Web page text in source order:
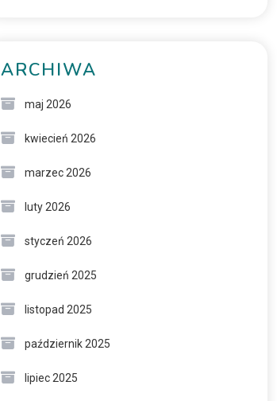
ARCHIWA
maj 2026
kwiecień 2026
marzec 2026
luty 2026
styczeń 2026
grudzień 2025
listopad 2025
październik 2025
lipiec 2025